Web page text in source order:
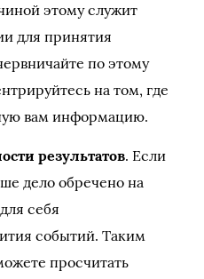
этому служит
для принятия
по этому
на том, где
вам информацию.
результатов. Если
дело обречено на
себя
событий. Таким
просчитать